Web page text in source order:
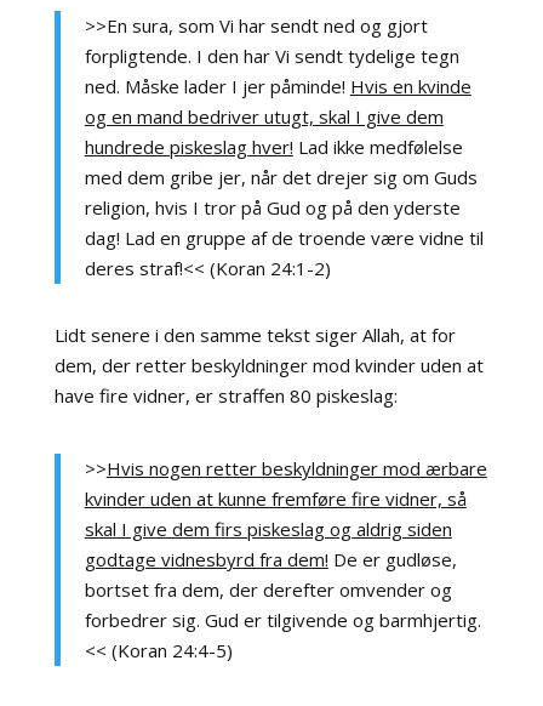
>>En sura, som Vi har sendt ned og gjort
forpligtende. I den har Vi sendt tydelige tegn
ned. Måske lader I jer påminde! Hvis en kvinde
og en mand bedriver utugt, skal I give dem
hundrede piskeslag hver! Lad ikke medfølelse
med dem gribe jer, når det drejer sig om Guds
religion, hvis I tror på Gud og på den yderste
dag! Lad en gruppe af de troende være vidne til
deres straf!<< (Koran 24:1-2)
Lidt senere i den samme tekst siger Allah, at for
dem, der retter beskyldninger mod kvinder uden at
have fire vidner, er straffen 80 piskeslag:
>>Hvis nogen retter beskyldninger mod ærbare
kvinder uden at kunne fremføre fire vidner, så
skal I give dem firs piskeslag og aldrig siden
godtage vidnesbyrd fra dem! De er gudløse,
bortset fra dem, der derefter omvender og
forbedrer sig. Gud er tilgivende og barmhjertig.
<< (Koran 24:4-5)